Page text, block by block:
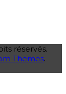
réservés.
Themes.